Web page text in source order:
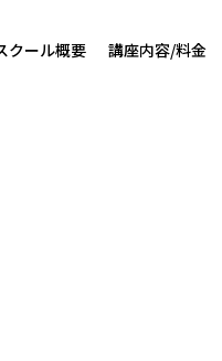
クール概要 講座内容/料金